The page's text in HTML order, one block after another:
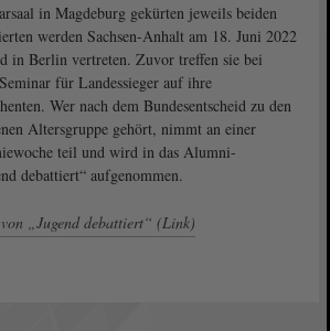
in Magdeburg gekürten jeweils beiden
werden Sachsen-Anhalt am 18. Juni 2022
in Berlin vertreten. Zuvor treffen sie bei
für Landessieger auf ihre
Wer nach dem Bundesentscheid zu den
Altersgruppe gehört, nimmt an einer
teil und wird in das Alumni-
debattiert“ aufgenommen.
„Jugend debattiert“ (Link)